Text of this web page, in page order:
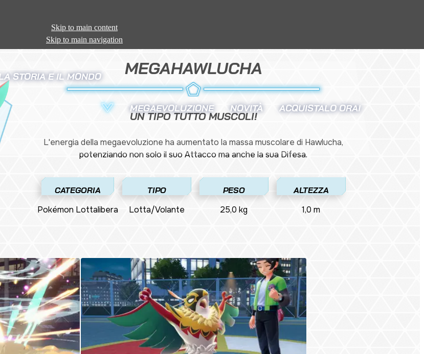
Skip to main content
Skip to main navigation
STORIA E IL MONDO
MEGAEVOLUZIONE NOVITÀ ACQUISTALO ORA!
MEGAHAWLUCHA
UN TIPO TUTTO MUSCOLI!
L'energia della megaevoluzione ha aumentato la massa muscolare di Hawlucha,
potenziando non solo il suo Attacco ma anche la sua Difesa.
CATEGORIA
Pokémon Lottalibera
TIPO
Lotta/Volante
PESO
25,0 kg
ALTEZZA
1,0 m